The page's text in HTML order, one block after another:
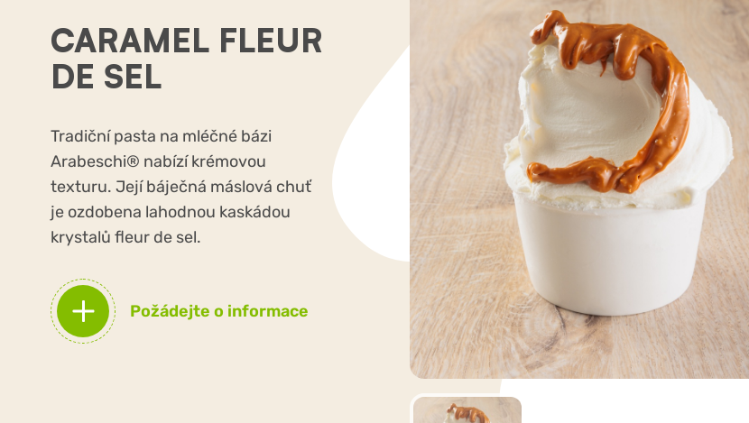
CARAMEL FLEUR
DE SEL
Tradiční pasta na mléčné bázi
Arabeschi® nabízí krémovou
texturu. Její báječná máslová chuť
je ozdobena lahodnou kaskádou
krystalů fleur de sel.
Požádejte o informace